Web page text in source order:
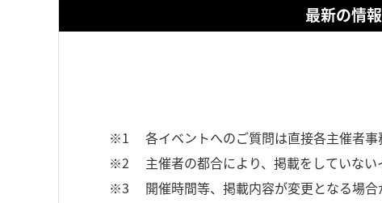
最新の情
※1
各イベントへのご質問は直接各主催者事
※2
主催者の都合により、掲載をしていな
※3
開催時間等、掲載内容が変更となる場合